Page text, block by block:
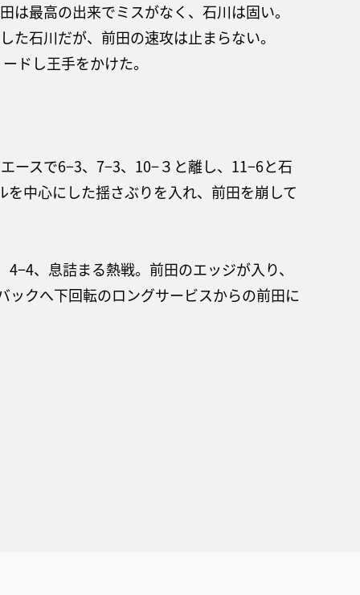
最高の出来でミスがなく、石川は固い。
石川だが、前田の速攻は止まらない。
ドし王手をかけた。
ースで6−3、7−3、10−３と離し、11−6と石
中心にした揺さぶりを入れ、前田を崩して
、息詰まる熱戦。前田のエッジが入り、
クへ下回転のロングサービスからの前田に